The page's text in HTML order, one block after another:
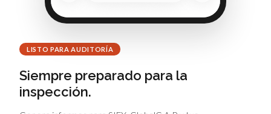
LISTO PARA AUDITORÍA
Siempre preparado para la
inspección.